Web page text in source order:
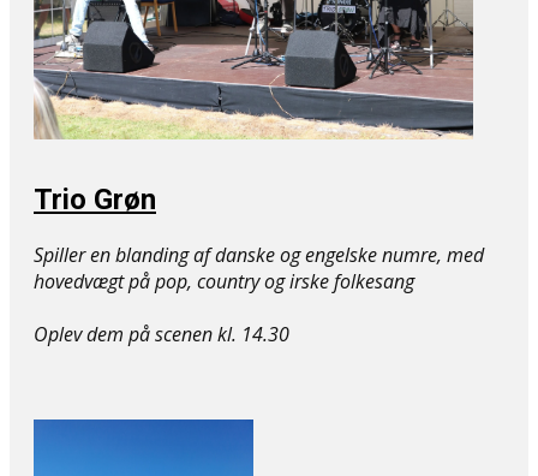
Trio Grøn
Spiller en blanding af danske og engelske numre, med
hovedvægt på pop, country og irske folkesang
Oplev dem på ​scenen kl. 14.30